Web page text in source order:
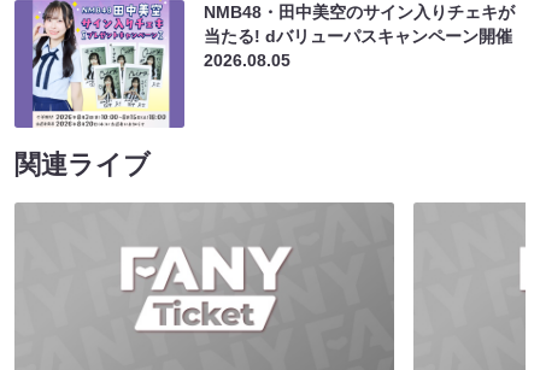
NMB48・田中美空のサイン入りチェキが
当たる! dバリューパスキャンペーン開催
2026.08.05
関連ライブ